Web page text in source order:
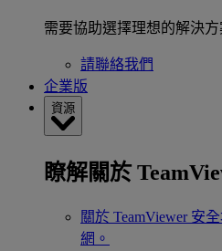
需要協助選擇理想的解決
請聯絡我們
企業版
資源
瞭解關於
關於 TeamViewer 安
網。